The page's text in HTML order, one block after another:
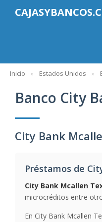
Inicio Estados Unidos
Banco City
City Bank
Préstamos de
City Bank Mcallen
microcréditos entre
En City Bank Mcallen